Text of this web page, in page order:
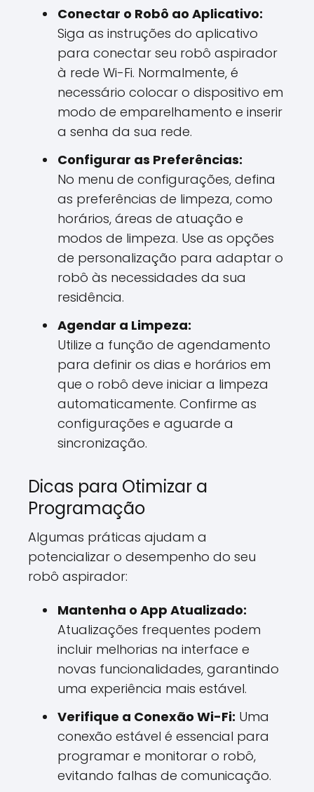
Conectar o Robô ao Aplicativo:
Siga as instruções do aplicativo
para conectar seu robô aspirador
à rede Wi-Fi. Normalmente, é
necessário colocar o dispositivo em
modo de emparelhamento e inserir
a senha da sua rede.
Configurar as Preferências:
No menu de configurações, defina
as preferências de limpeza, como
horários, áreas de atuação e
modos de limpeza. Use as opções
de personalização para adaptar o
robô às necessidades da sua
residência.
Agendar a Limpeza:
Utilize a função de agendamento
para definir os dias e horários em
que o robô deve iniciar a limpeza
automaticamente. Confirme as
configurações e aguarde a
sincronização.
Dicas para Otimizar a
Programação
Algumas práticas ajudam a
potencializar o desempenho do seu
robô aspirador:
Mantenha o App Atualizado:
Atualizações frequentes podem
incluir melhorias na interface e
novas funcionalidades, garantindo
uma experiência mais estável.
Verifique a Conexão Wi-Fi: Uma
conexão estável é essencial para
programar e monitorar o robô,
evitando falhas de comunicação.